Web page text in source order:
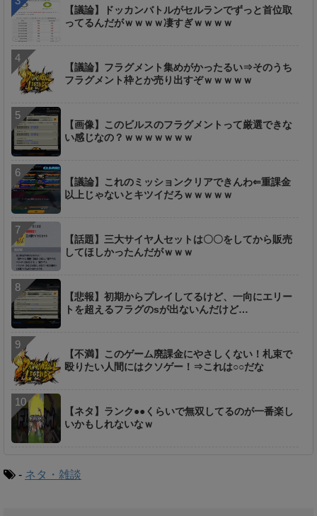
【議論】ドッカンバトルがセルランでずっと首位取
ってるんだがｗｗｗｗ凄すぎｗｗｗｗ
【議論】フラグメント集めがかったるい⇒そのうち
フラグメント枠とか売り出すぞｗｗｗｗｗ
【画像】このビルスのフラグメントって厳選できな
い感じなの？ｗｗｗｗｗｗｗ
【議論】これのミッションクリアできんわ⇐重課金
以上じゃないとキツイだろｗｗｗｗｗ
【話題】三大サイヤ人セットは〇〇をしてから販売
してほしかったんだがｗｗｗ
【悲報】初期からプレイしてるけど、一向にエリー
トを超えるフラグのsが出ないんだけど…
【不満】このゲーム廃課金にやさしくない！札束で
殴りたい人間にはクソゲー！⇒これは○○だな
【ネタ】ランク●●くらいで無双してるのが一番楽し
いかもしれないなｗ
- ネタ・雑談